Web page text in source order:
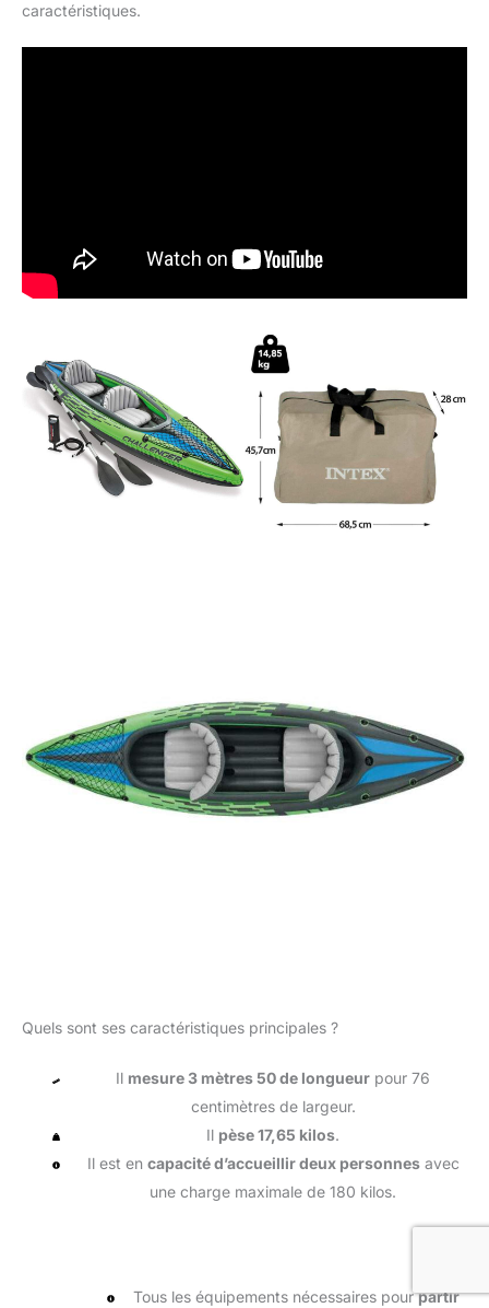
caractéristiques.
Quels sont ses caractéristiques principales ?
Il mesure 3 mètres 50 de longueur pour 76
centimètres de largeur.
Il pèse 17,65 kilos.
Il est en capacité d’accueillir deux personnesavec
une charge maximale de 180 kilos.
Tous les équipements nécessaires pourpartir